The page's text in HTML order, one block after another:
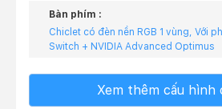
Bàn phím :
Chiclet có đèn nền RGB 1 vùng, Với
Switch + NVIDIA Advanced Optimus
Xem thêm cấu hình